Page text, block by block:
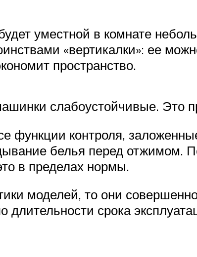
уместной в комнате
«вертикалки»: ее
пространство.
слабоустойчивые. Это
функции контроля,
белья перед отжимом.
в пределах нормы.
моделей, то они
длительности срока